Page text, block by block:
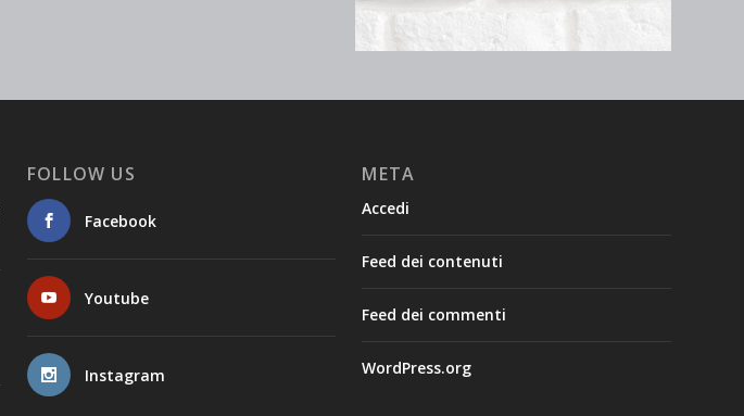
FOLLOW US
Facebook
Youtube
Instagram
META
Accedi
Feed dei contenuti
Feed dei commenti
WordPress.org